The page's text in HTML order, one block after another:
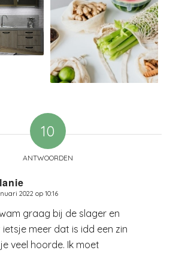
10
ANTWOORDEN
2022 op 10:16
graag bij de slager en
meer dat is idd een zin
veel hoorde. Ik moet